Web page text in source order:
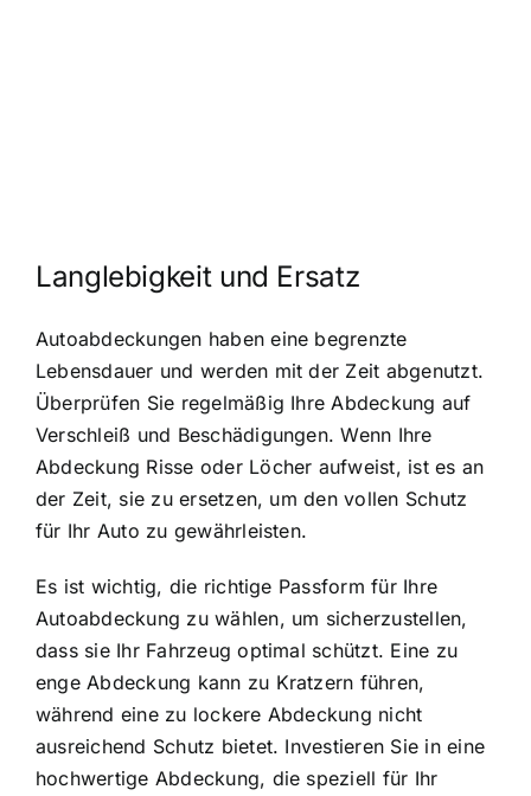
Langlebigkeit und Ersatz
Autoabdeckungen haben eine begrenzte
Lebensdauer und werden mit der Zeit abgenutzt.
Überprüfen Sie regelmäßig Ihre Abdeckung auf
Verschleiß und Beschädigungen. Wenn Ihre
Abdeckung Risse oder Löcher aufweist, ist es an
der Zeit, sie zu ersetzen, um den vollen Schutz
für Ihr Auto zu gewährleisten.
Es ist wichtig, die richtige Passform für Ihre
Autoabdeckung zu wählen, um sicherzustellen,
dass sie Ihr Fahrzeug optimal schützt. Eine zu
enge Abdeckung kann zu Kratzern führen,
während eine zu lockere Abdeckung nicht
ausreichend Schutz bietet. Investieren Sie in eine
hochwertige Abdeckung, die speziell für Ihr